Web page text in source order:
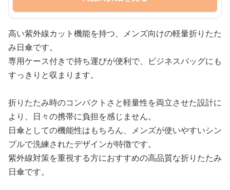
高い紫外線カット機能を持つ、メンズ向けの軽量折りたた
み日傘です。
専用ケース付きで持ち運びが便利で、ビジネスバッグにも
すっきりと収まります。
折りたたみ時のコンパクトさと軽量性を両立させた設計に
より、日々の携帯に負担を感じません。
日傘としての機能性はもちろん、メンズが使いやすいシン
プルで洗練されたデザインが特徴です。
紫外線対策を重視する方におすすめの高品質な折りたたみ
日傘です。